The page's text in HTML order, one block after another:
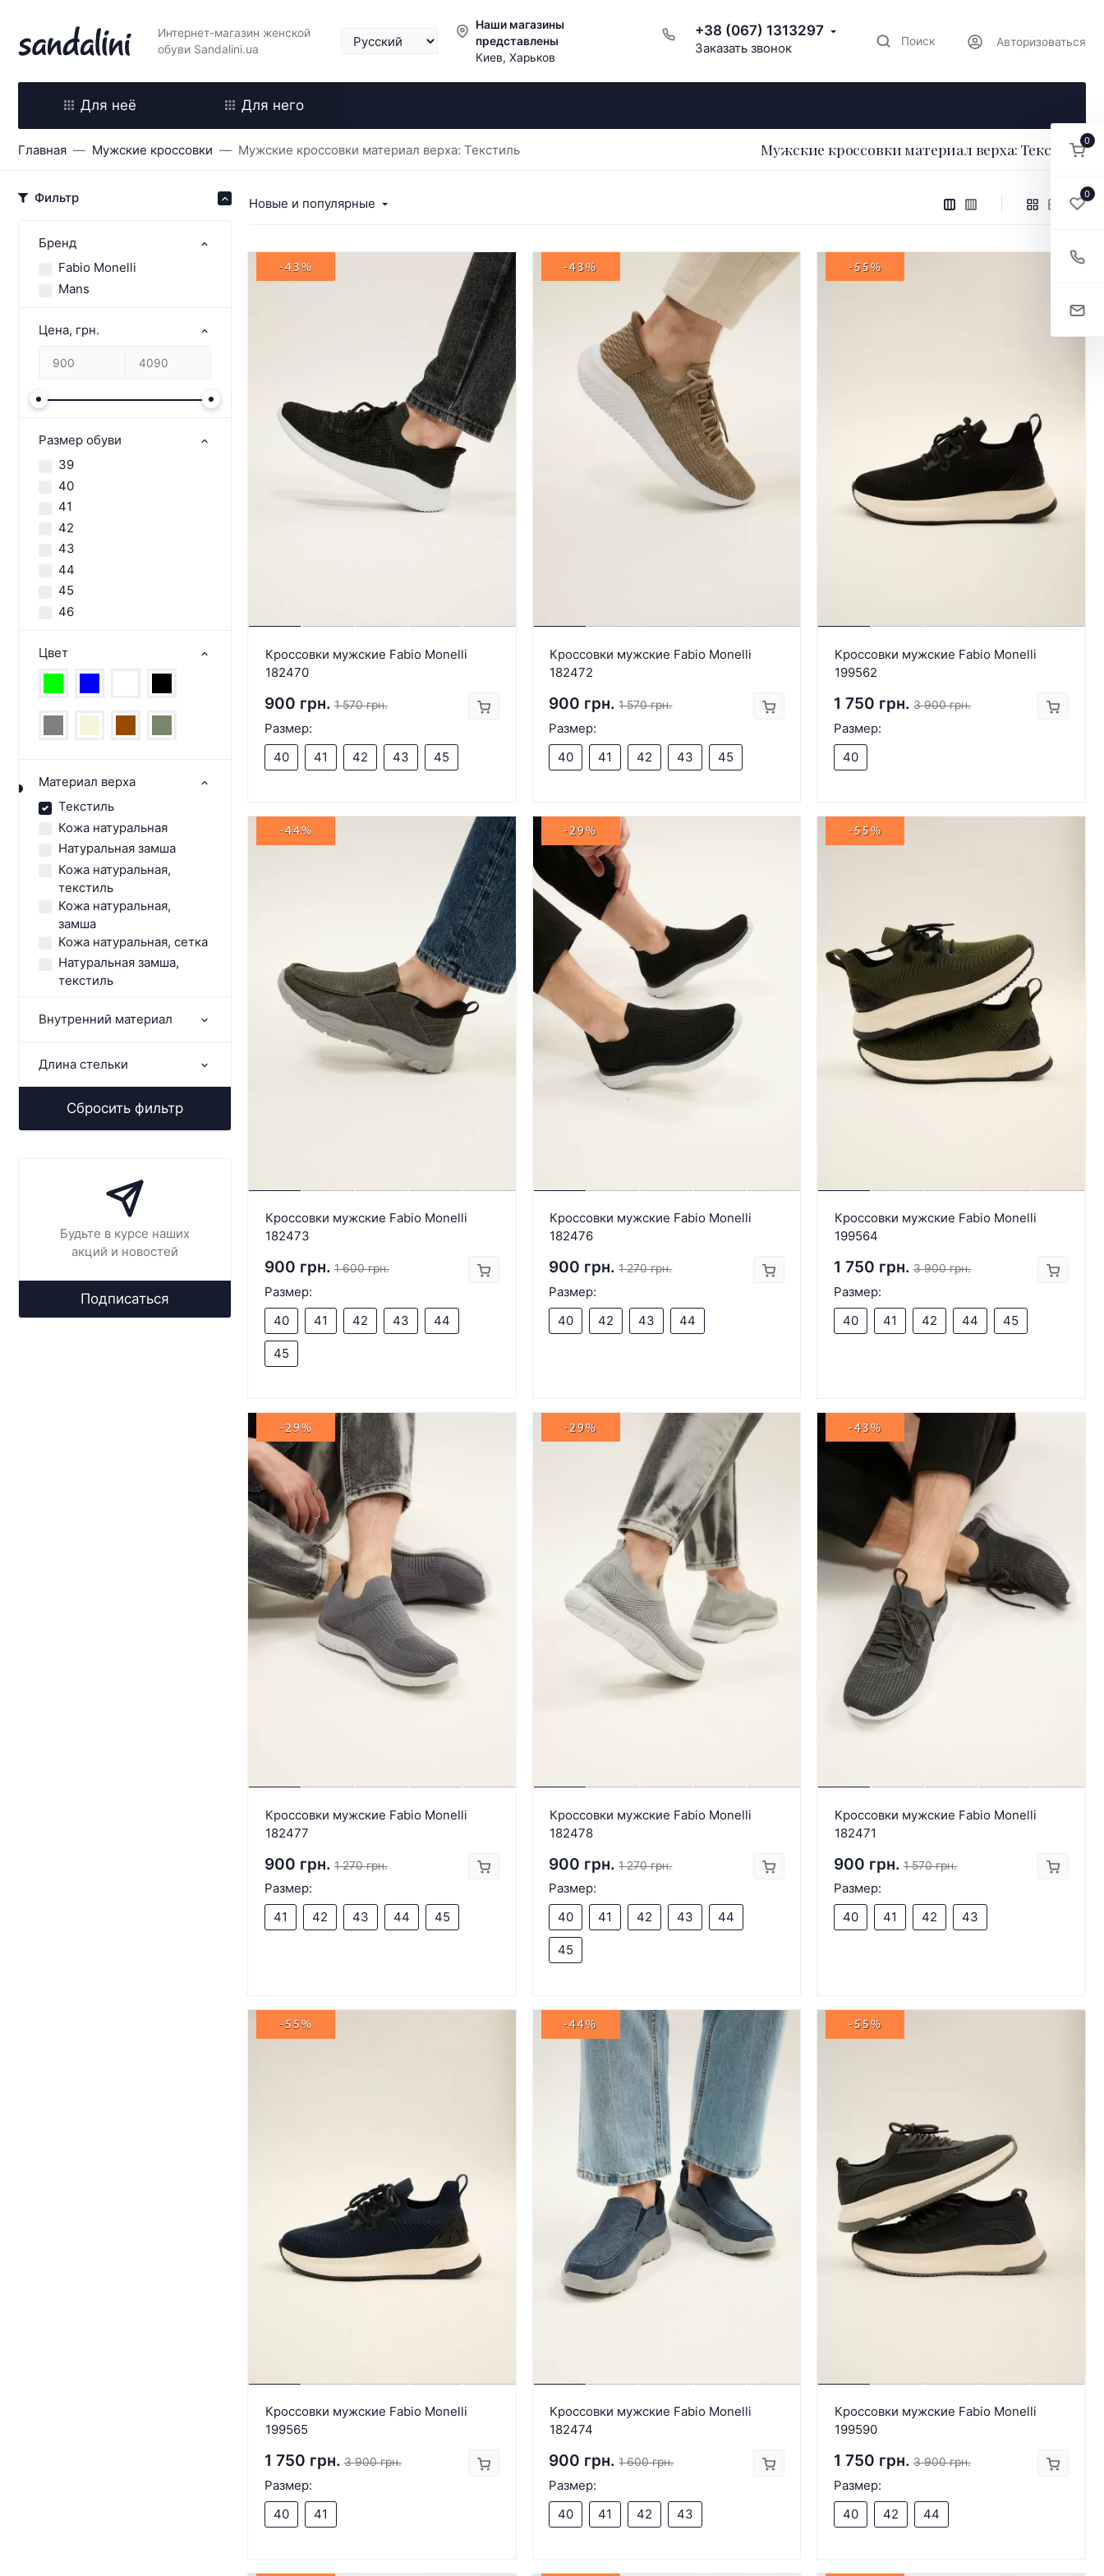
Интернет-магазин женской
обуви Sandalini.ua
Наши магазины
представлены
Киев, Харьков
+38 (067) 1313297
Заказать звонок Поиск Авторизоваться
Для неё Для него
Главная Мужские кроссовки Мужские кроссовки материал верха: Текстиль Мужские кроссовки материал верха: Текстиль
Фильтр
Бренд
Fabio Monelli
Mans
Цена, грн.
Размер обуви
39
40
41
42
43
44
45
46
Цвет
Материал верха
Текстиль
Кожа натуральная
Натуральная замша
Кожа натуральная,
текстиль
Кожа натуральная,
замша
Кожа натуральная, сетка
Натуральная замша,
текстиль
Внутренний материал
Длина стельки
Сбросить фильтр
Будьте в курсе наших
акций и новостей
Подписаться
Новые и популярные
-43%
Кроссовки мужские Fabio Monelli
182470
900 грн. 1 570 грн.
Размер:
40
41 42 43 45
-43%
Кроссовки мужские Fabio Monelli
182472
900 грн. 1 570 грн.
Размер:
40
41 42 43 45
-55%
Кроссовки мужские Fabio Monelli
199562
1 750 грн. 3 900 грн.
Размер:
40
-44%
Кроссовки мужские Fabio Monelli
182473
900 грн. 1 600 грн.
Размер:
40
41 42 43 44
45
-29%
Кроссовки мужские Fabio Monelli
182476
900 грн. 1 270 грн.
Размер:
40
42 43 44
-55%
Кроссовки мужские Fabio Monelli
199564
1 750 грн. 3 900 грн.
Размер:
40
41 42 44 45
-29%
Кроссовки мужские Fabio Monelli
182477
900 грн. 1 270 грн.
Размер:
41
42 43 44 45
-29%
Кроссовки мужские Fabio Monelli
182478
900 грн. 1 270 грн.
Размер:
40
41 42 43 44
45
-43%
Кроссовки мужские Fabio Monelli
182471
900 грн. 1 570 грн.
Размер:
40
41 42 43
-55%
Кроссовки мужские Fabio Monelli
199565
1 750 грн. 3 900 грн.
Размер:
40
41
-44%
Кроссовки мужские Fabio Monelli
182474
900 грн. 1 600 грн.
Размер:
40
41 42 43
-55%
Кроссовки мужские Fabio Monelli
199590
1 750 грн. 3 900 грн.
Размер:
40
42 44
0
0